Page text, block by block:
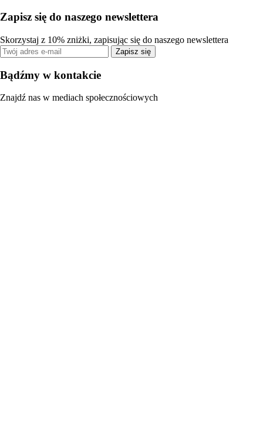
Zapisz się do naszego newslettera
Skorzystaj z 10% zniżki, zapisując się do naszego newslettera
Zapisz się
Bądźmy w kontakcie
Znajdź nas w mediach społecznościowych